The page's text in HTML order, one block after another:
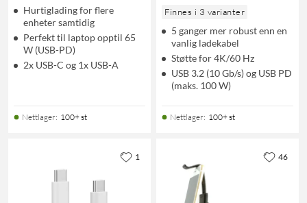
Hurtiglading for flere
enheter samtidig
Perfekt til laptop opptil 65
W (USB-PD)
2x USB-C og 1x USB-A
Nettlager: 100+ st
Finnes i 3 varianter
5 ganger mer robust enn en
vanlig ladekabel
Støtte for 4K/60 Hz
USB 3.2 (10 Gb/s) og USB PD
(maks. 100 W)
Nettlager: 100+ st
1 46